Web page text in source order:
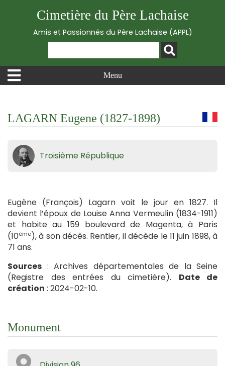
Cimetière du Père Lachaise
Amis et Passionnés du Père Lachaise (APPL)
Menu
LAGARN Eugene (1827-1898)
Troisième République
Eugène (François) Lagarn voit le jour en 1827. Il
devient l’époux de Louise Anna Vermeulin (1834-1911)
et habite au 159 boulevard de Magenta, à Paris
(10ème), à son décès. Rentier, il décède le 11 juin 1898, à
71 ans.
Sources : Archives départementales de la Seine
(Registre des entrées du cimetière). Date de
création : 2024-02-10.
Monument